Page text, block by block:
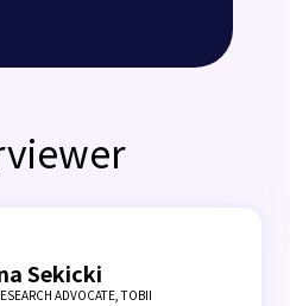
Sekicki
ADVOCATE, TOBII